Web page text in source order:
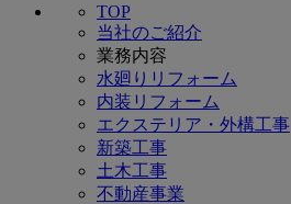
TOP
当社のご紹介
業務内容
水廻りリフォーム
内装リフォーム
エクステリア・外構工事
新築工事
土木工事
不動産事業